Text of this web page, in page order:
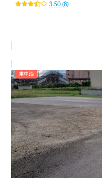
3.50(8)
車中泊